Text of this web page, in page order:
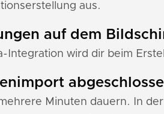
aus.
auf dem
Integration wird dir beim
Minuten dauern. In